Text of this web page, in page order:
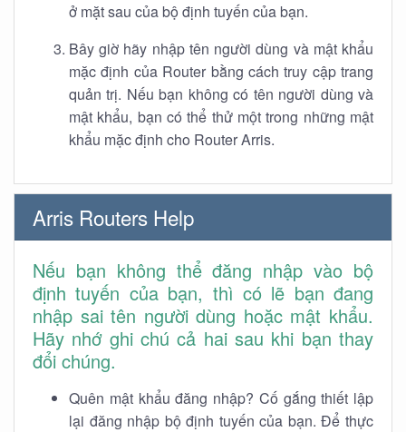
ở mặt sau của bộ định tuyến của bạn.
Bây giờ hãy nhập tên người dùng và mật khẩu
mặc định của Router bằng cách truy cập trang
quản trị. Nếu bạn không có tên người dùng và
mật khẩu, bạn có thể thử một trong những mật
khẩu mặc định cho Router Arris.
Arris Routers Help
Nếu bạn không thể đăng nhập vào bộ
định tuyến của bạn, thì có lẽ bạn đang
nhập sai tên người dùng hoặc mật khẩu.
Hãy nhớ ghi chú cả hai sau khi bạn thay
đổi chúng.
Quên mật khẩu đăng nhập? Cố gắng thiết lập
lại đăng nhập bộ định tuyến của bạn. Để thực